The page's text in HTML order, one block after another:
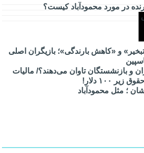
در مورد محمودآباد کیست؟
و «کاهش بارندگی»؛ بازیگران اصلی
و بازنشستگان تاوان می‌دهند؟/ مالیات
۱۰۰ دلار!
؛ مثل محمودآباد